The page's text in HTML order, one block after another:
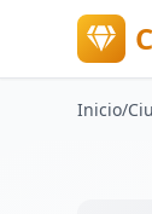
Inicio/